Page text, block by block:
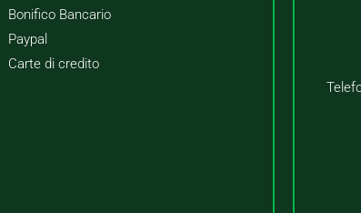
Bonifico Bancario
Paypal
Carte di credito